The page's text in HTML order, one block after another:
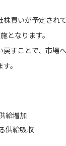
買いが予定されて
となります。
戻すことで、市場
。
給増加
供給吸収